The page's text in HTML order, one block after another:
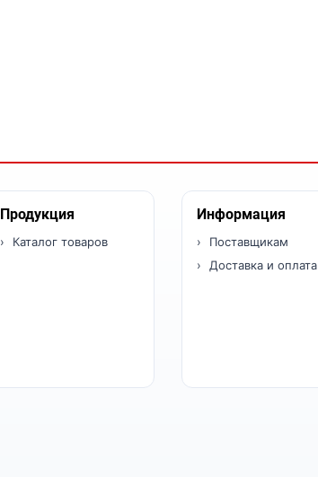
Продукция
Каталог товаров
Информация
Поставщикам
Доставка и оплата